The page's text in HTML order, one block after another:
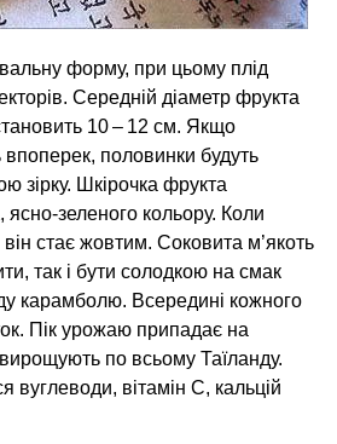
форму, при цьому плід
Середній діаметр фрукта
10 – 12 см. Якщо
впоперек, половинки будуть
зірку. Шкірочка фрукта
ясно-зеленого кольору. Коли
стає жовтим. Соковита м’якоть
так і бути солодкою на смак
карамболю. Всередині кожного
Пік урожаю припадає на
по всьому Таїланду.
вуглеводи, вітамін С, кальцій